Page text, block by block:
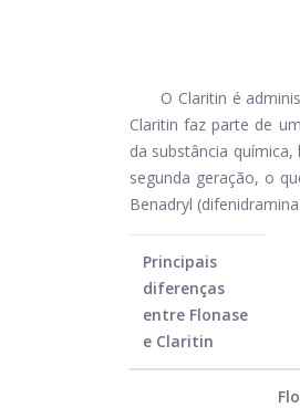
O Claritin é
Claritin faz parte de
da substância
segunda geração, o
Benadryl
Principais
diferenças
entre Flonase
e Claritin